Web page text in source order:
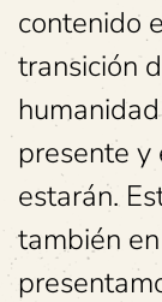
contenido
transición
presente
estarán.
también